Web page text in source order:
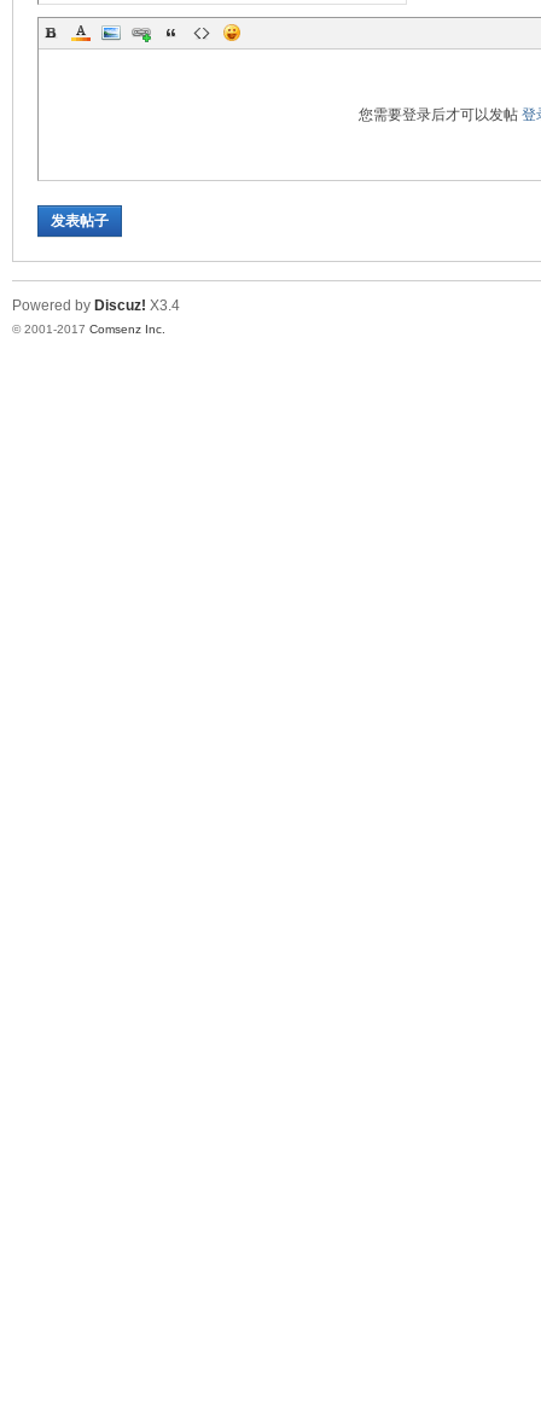
您需要登录后才可以发帖 登
发表帖子
Powered by Discuz! X3.4
© 2001-2017 Comsenz Inc.